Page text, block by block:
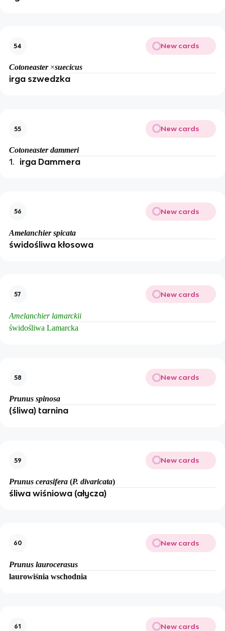
54 New cards
Cotoneaster ×suecicus
irga szwedzka
55 New cards
Cotoneaster dammeri
1. irga Dammera
56 New cards
Amelanchier spicata
świdośliwa kłosowa
57 New cards
Amelanchier lamarckii
świdośliwa Lamarcka
58 New cards
Prunus spinosa
(śliwa) tarnina
59 New cards
Prunus cerasifera (P. divaricata)
śliwa wiśniowa (ałycza)
60 New cards
Prunus laurocerasus
laurowiśnia wschodnia
61 New cards